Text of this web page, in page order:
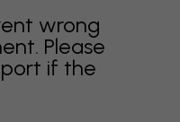
wrong
Please
if the